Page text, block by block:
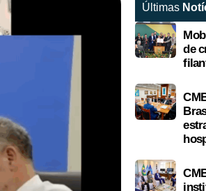
Últimas
de